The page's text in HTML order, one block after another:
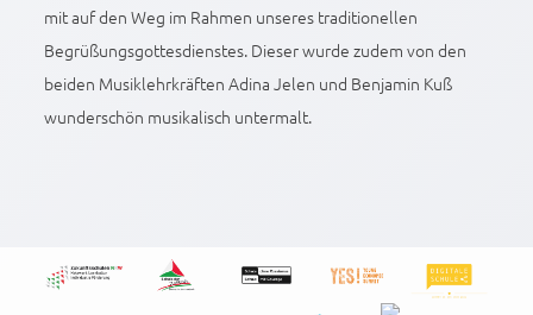
mit auf den Weg im Rahmen unseres traditionellen
Begrüßungsgottesdienstes. Dieser wurde zudem von den
beiden Musiklehrkräften Adina Jelen und Benjamin Kuß
wunderschön musikalisch untermalt.